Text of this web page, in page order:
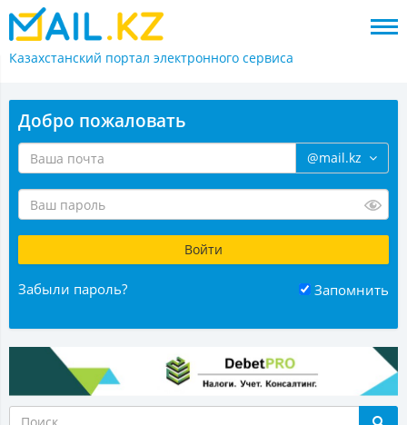
Казахстанский портал электронного сервиса
Добро пожаловать
@mail.kz
Забыли пароль? Запомнить